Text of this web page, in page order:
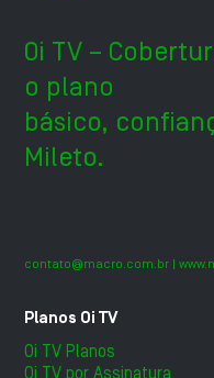
Oi TV –
o plano
básico,
Mileto.
contato@macro.com.br |
Planos Oi TV
Oi TV Planos
Oi TV por Assinatura